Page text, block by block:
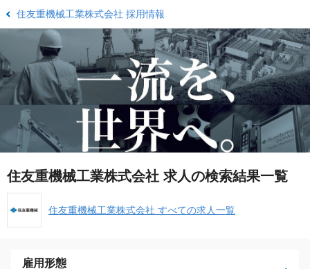
住友重機械工業株式会社 採用情報
住友重機械工業株式会社 求人の検索結果一覧
住友重機械工業株式会社 すべての求人一覧
雇用形態